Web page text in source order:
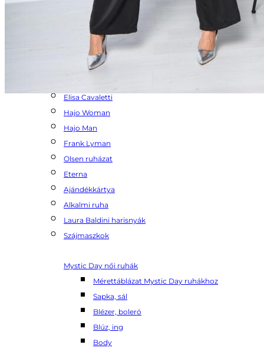
Dorina Fehérnemű
Rouge Avenue
Cereria Molla
Bloomings
Elisa Cavaletti
Hajo Woman
Hajo Man
Frank Lyman
Olsen ruházat
Eterna
Ajándékkártya
Alkalmi ruha
Laura Baldini harisnyák
Szájmaszkok
Mystic Day női ruhák
Mérettáblázat Mystic Day ruhákhoz
Sapka, sál
Blézer, boleró
Blúz, ing
Body